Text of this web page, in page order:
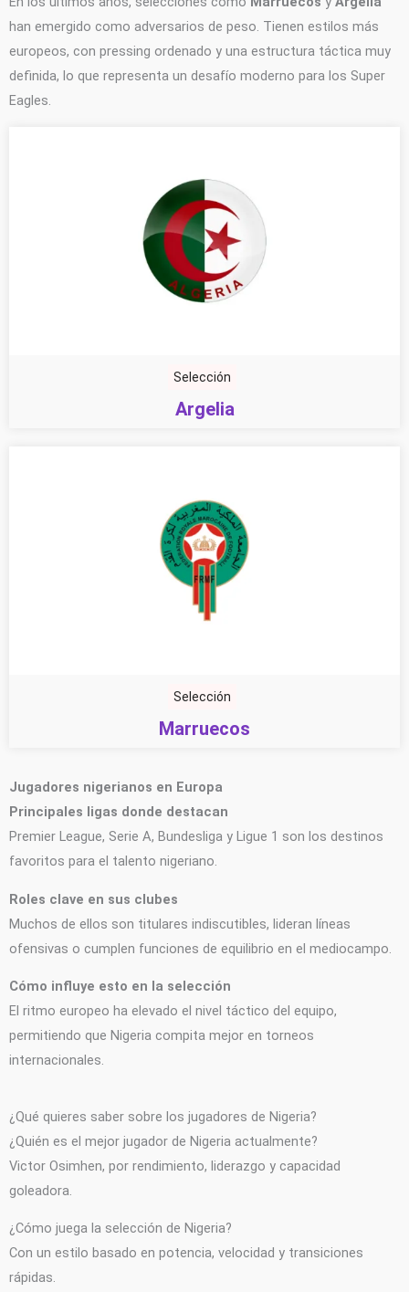
han emergido como adversarios de peso. Tienen estilos más
europeos, con pressing ordenado y una estructura táctica muy
definida, lo que representa un desafío moderno para los Super
Eagles.
Selección
Argelia
Selección
Marruecos
Jugadores nigerianos en Europa
Principales ligas donde destacan
Premier League, Serie A, Bundesliga y Ligue 1 son los destinos
favoritos para el talento nigeriano.
Roles clave en sus clubes
Muchos de ellos son titulares indiscutibles, lideran líneas
ofensivas o cumplen funciones de equilibrio en el mediocampo.
Cómo influye esto en la selección
El ritmo europeo ha elevado el nivel táctico del equipo,
permitiendo que Nigeria compita mejor en torneos
internacionales.
¿Qué quieres saber sobre los jugadores de Nigeria?
¿Quién es el mejor jugador de Nigeria actualmente?
Victor Osimhen, por rendimiento, liderazgo y capacidad
goleadora.
¿Cómo juega la selección de Nigeria?
Con un estilo basado en potencia, velocidad y transiciones
rápidas.